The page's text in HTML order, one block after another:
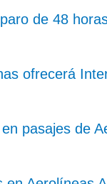
de 48
ofrecerá
pasajes de